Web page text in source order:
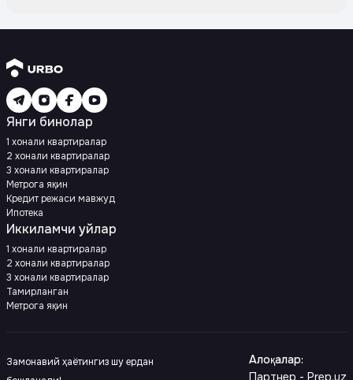
Янги бинолар
1 хонали квартиралар
2 хонали квартиралар
3 хонали квартиралар
Метрога яқин
Кредит режаси мавжуд
Ипотека
Иккиламчи уйлар
1 хонали квартиралар
2 хонали квартиралар
3 хонали квартиралар
Тамирланган
Метрога яқин
Замонавий ҳаётингиз шу ердан
Алоқалар:
Партнер - Prep.uz